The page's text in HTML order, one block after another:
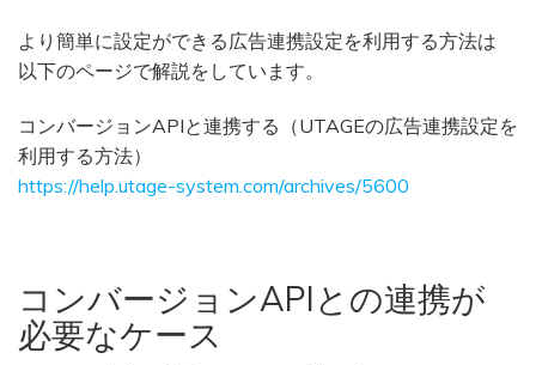
より簡単に設定ができる広告連携設定を利用する方法は
以下のページで解説をしています。
コンバージョンAPIと連携する（UTAGEの広告連携設定を
利用する方法）
https://help.utage-system.com/archives/5600
コンバージョンAPIとの連携が
必要なケース